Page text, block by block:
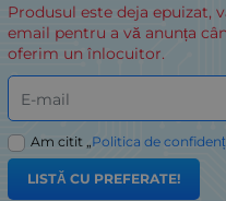
Produsul este deja epuizat,
email pentru a vă anunța
oferim un înlocuitor.
E-mail
Am citit „Politica de
LISTĂ CU PREFERATE!